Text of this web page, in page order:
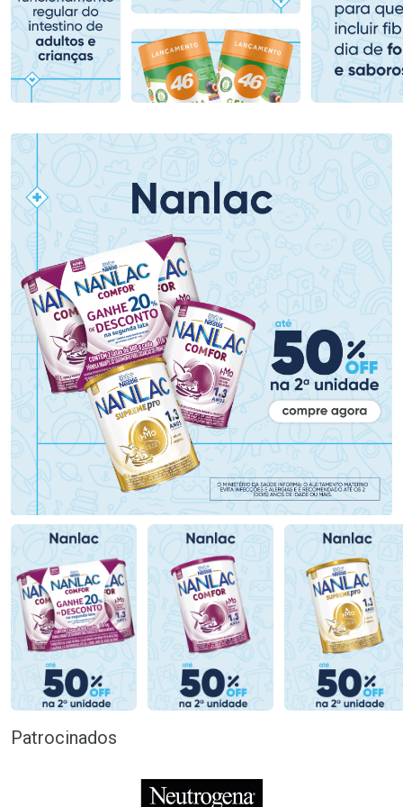
Comprar sem Desconto
Por R$ 159,59/cada
Comprar sem Desconto
Por R$ 159,59/cada
Comprar sem Desconto
Por R$ 139,59/cada
Comprar sem Desconto
Por R$ 139,59/cada
Patrocinados